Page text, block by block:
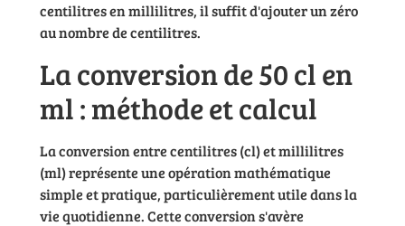
centilitres en millilitres, il suffit d'ajouter un zéro
au nombre de centilitres.
La conversion de 50 cl en
ml : méthode et calcul
La conversion entre centilitres (cl) et millilitres
(ml) représente une opération mathématique
simple et pratique, particulièrement utile dans la
vie quotidienne. Cette conversion s'avère